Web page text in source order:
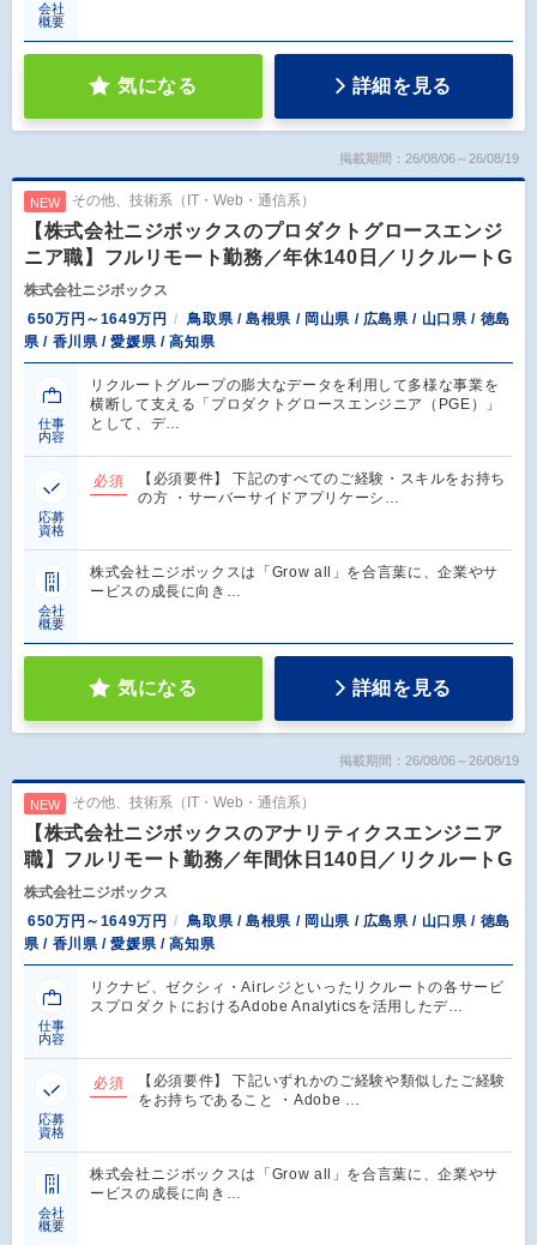
会社
概要
気になる 詳細を見る
掲載期間：26/08/06～26/08/19
NEW その他、技術系（IT・Web・通信系）
【株式会社ニジボックスのプロダクトグロースエンジ
ニア職】フルリモート勤務／年休140日／リクルートG
株式会社ニジボックス
650万円～1649万円
鳥取県 / 島根県 / 岡山県 / 広島県 / 山口県 / 徳島
県 / 香川県 / 愛媛県 / 高知県
仕事
内容
リクルートグループの膨大なデータを利用して多様な事業を
横断して支える「プロダクトグロースエンジニア（PGE）」
として、デ…
応募
資格
必須
【必須要件】 下記のすべてのご経験・スキルをお持ち
の方 ・サーバーサイドアプリケーシ…
会社
概要
株式会社ニジボックスは「Grow all」を合言葉に、企業やサ
ービスの成長に向き…
気になる 詳細を見る
掲載期間：26/08/06～26/08/19
NEW その他、技術系（IT・Web・通信系）
【株式会社ニジボックスのアナリティクスエンジニア
職】フルリモート勤務／年間休日140日／リクルートG
株式会社ニジボックス
650万円～1649万円
鳥取県 / 島根県 / 岡山県 / 広島県 / 山口県 / 徳島
県 / 香川県 / 愛媛県 / 高知県
仕事
内容
リクナビ、ゼクシィ・Airレジといったリクルートの各サービ
スプロダクトにおけるAdobe Analyticsを活用したデ…
応募
資格
必須
【必須要件】 下記いずれかのご経験や類似したご経験
をお持ちであること ・Adobe …
会社
概要
株式会社ニジボックスは「Grow all」を合言葉に、企業やサ
ービスの成長に向き…